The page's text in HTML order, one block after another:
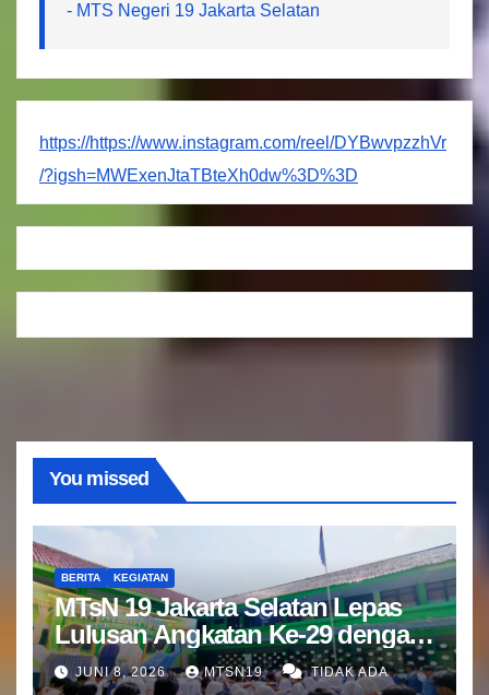
- MTS Negeri 19 Jakarta Selatan
https://https://www.instagram.com/reel/DYBwvpzzhVr
/?igsh=MWExenJtaTBteXh0dw%3D%3D
You missed
BERITA KEGIATAN
MTsN 19 Jakarta Selatan Lepas
Lulusan Angkatan Ke-29 dengan
Doa dan Harapan Terbaik
JUNI 8, 2026 MTSN19 TIDAK ADA